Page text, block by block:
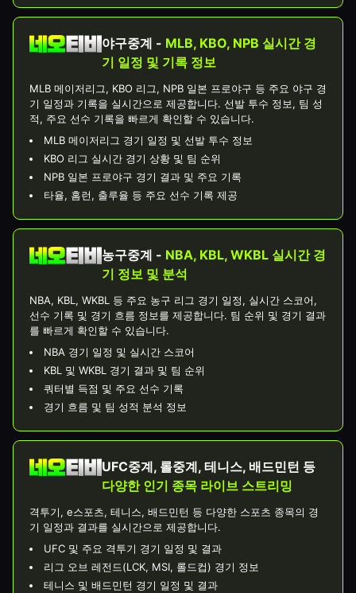
야구중계 - MLB, KBO, NPB 실시간 경
기 일정 및 기록 정보
MLB 메이저리그, KBO 리그, NPB 일본 프로야구 등 주요 야구 경
기 일정과 기록을 실시간으로 제공합니다. 선발 투수 정보, 팀 성
적, 주요 선수 기록을 빠르게 확인할 수 있습니다.
MLB 메이저리그 경기 일정 및 선발 투수 정보
KBO 리그 실시간 경기 상황 및 팀 순위
NPB 일본 프로야구 경기 결과 및 주요 기록
타율, 홈런, 출루율 등 주요 선수 기록 제공
농구중계 - NBA, KBL, WKBL 실시간 경
기 정보 및 분석
NBA, KBL, WKBL 등 주요 농구 리그 경기 일정, 실시간 스코어,
선수 기록 및 경기 흐름 정보를 제공합니다. 팀 순위 및 경기 결과
를 빠르게 확인할 수 있습니다.
NBA 경기 일정 및 실시간 스코어
KBL 및 WKBL 경기 결과 및 팀 순위
쿼터별 득점 및 주요 선수 기록
경기 흐름 및 팀 성적 분석 정보
UFC중계, 롤중계, 테니스, 배드민턴 등
다양한 인기 종목 라이브 스트리밍
격투기, e스포츠, 테니스, 배드민턴 등 다양한 스포츠 종목의 경
기 일정과 결과를 실시간으로 제공합니다.
UFC 및 주요 격투기 경기 일정 및 결과
리그 오브 레전드(LCK, MSI, 롤드컵) 경기 정보
테니스 및 배드민턴 경기 일정 및 결과